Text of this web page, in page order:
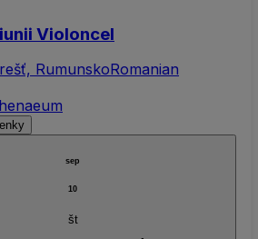
Violoncel
RumunskoRomanian
sep
10
št